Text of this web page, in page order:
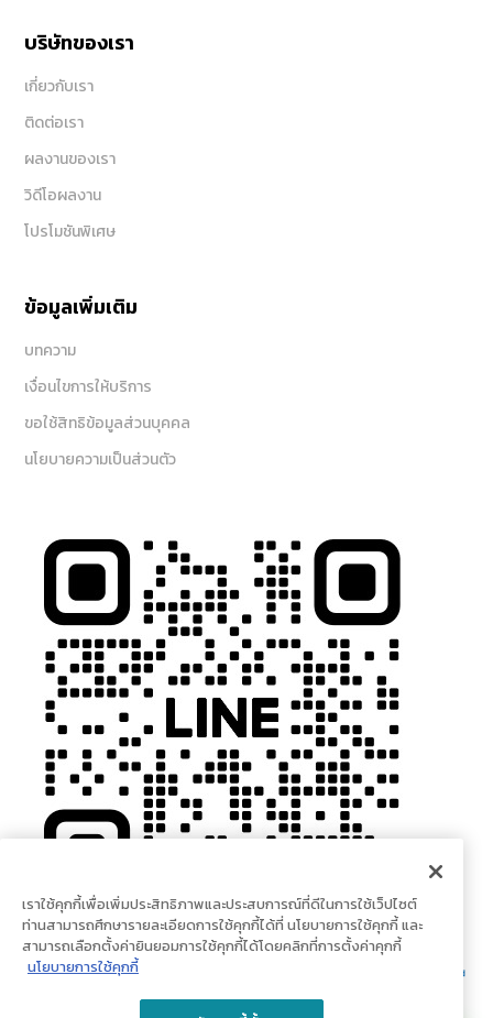
บริษัทของเรา
เกี่ยวกับเรา
ติดต่อเรา
ผลงานของเรา
วิดีโอผลงาน
โปรโมชันพิเศษ
ข้อมูลเพิ่มเติม
บทความ
เงื่อนไขการให้บริการ
ขอใช้สิทธิข้อมูลส่วนบุคคล
นโยบายความเป็นส่วนตัว
เราใช้คุกกี้เพื่อเพิ่มประสิทธิภาพและประสบการณ์ที่ดีในการใช้เว็ปไซต์
ท่านสามารถศึกษารายละเอียดการใช้คุกกี้ได้ที่ นโยบายการใช้คุกกี้ และ
สามารถเลือกตั้งค่ายินยอมการใช้คุกกี้ได้โดยคลิกที่การตั้งค่าคุกกี้
นโยบายการใช้คุกกี้